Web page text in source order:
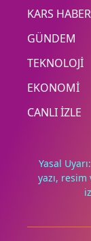
Deneyimini
KARS HABER
GÜNDEM
TEKNOLOJİ
EKONOMİ
CANLI İZLE
Yasal
yazı, resim